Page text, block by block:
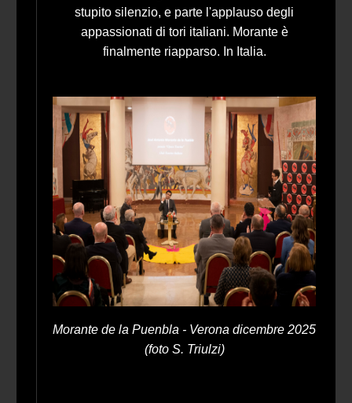
stupito silenzio, e parte l'applauso degli
appassionati di tori italiani. Morante è
finalmente riapparso. In Italia.
Morante de la Puenbla - Verona dicembre 2025
(foto S. Triulzi)